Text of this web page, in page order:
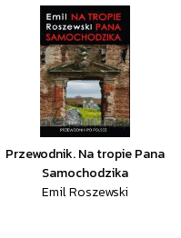
Przewodnik. Na tropie Pana
Samochodzika
Emil Roszewski